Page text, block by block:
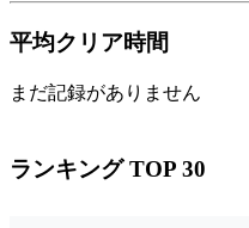
平均クリア時間
まだ記録がありません
ランキング TOP 30